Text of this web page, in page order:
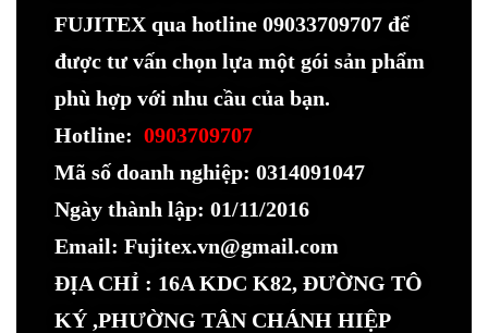
FUJITEX qua hotline 09033709707 để
được tư vấn chọn lựa một gói sản phẩm
phù hợp với nhu cầu của bạn.
Hotline: 0903709707
Mã số doanh nghiệp: 0314091047
Ngày thành lập: 01/11/2016
Email: Fujitex.vn@gmail.com
ĐỊA CHỈ : 16A KDC K82, ĐƯỜNG TÔ
KÝ ,PHƯỜNG TÂN CHÁNH HIỆP